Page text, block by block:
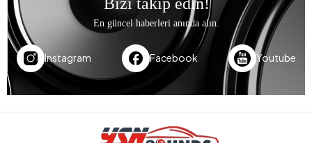
En güncel haberleri anında alın.
Instagram Facebook Youtube